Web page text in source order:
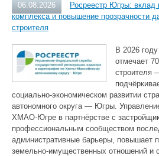
06.08.2026
Росреестр Югры: вклад
комплекса и повышение прозрачности
строителя
В 2026
отмечает
строителя
социально‑экономическом развитии
автономного округа — Югры.
ХМАО‑Югре в партнёрстве с
профессиональным сообществом
административные барьеры, повышает
земельно‑имущественных отношений и